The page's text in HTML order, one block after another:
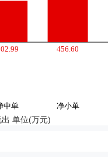
单位(万元)